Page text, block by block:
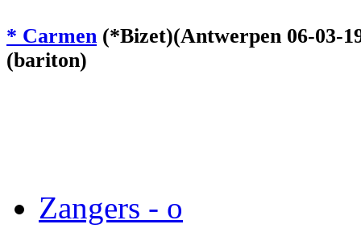
* Carmen (*Bizet)(Antwerpen 06-03-
(bariton)
Zangers - o